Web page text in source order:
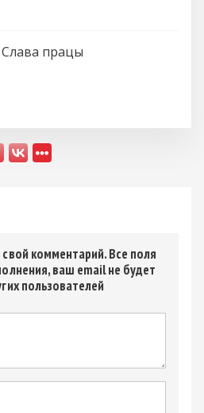
Слава працы
комментарий. Все поля
ваш email не будет
пользователей